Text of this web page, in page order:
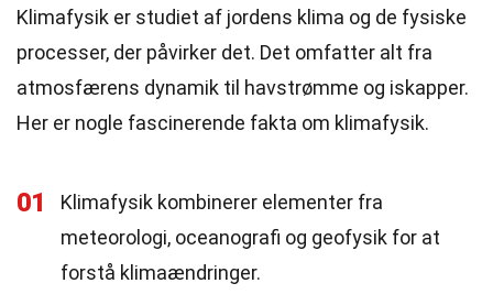
Klimafysik er studiet af jordens klima og de fysiske
processer, der påvirker det. Det omfatter alt fra
atmosfærens dynamik til havstrømme og iskapper.
Her er nogle fascinerende fakta om klimafysik.
01
Klimafysik kombinerer elementer fra
meteorologi, oceanografi og geofysik for at
forstå klimaændringer.